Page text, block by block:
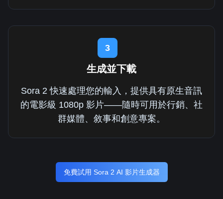
3
生成並下載
Sora 2 快速處理您的輸入，提供具有原生音訊
的電影級 1080p 影片——隨時可用於行銷、社
群媒體、敘事和創意專案。
免費試用 Sora 2 AI 影片生成器